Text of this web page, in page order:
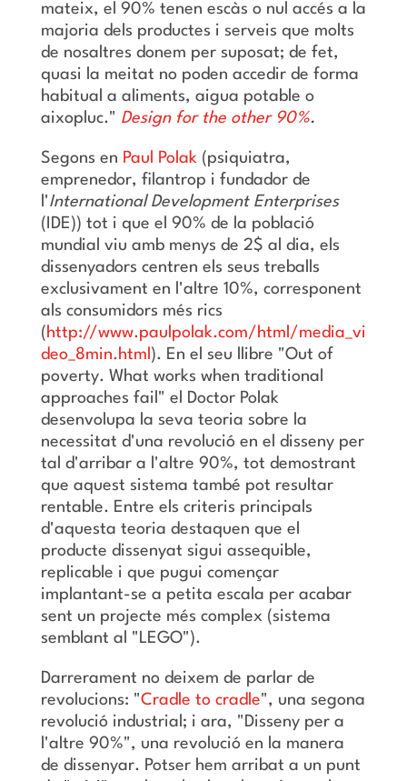
mateix, el 90% tenen escàs o nul accés a la
majoria dels productes i serveis que molts
de nosaltres donem per suposat; de fet,
quasi la meitat no poden accedir de forma
habitual a aliments, aigua potable o
aixopluc." Design for the other 90%.
Segons en Paul Polak (psiquiatra,
emprenedor, filantrop i fundador de
l'International Development Enterprises
(IDE)) tot i que el 90% de la població
mundial viu amb menys de 2$ al dia, els
dissenyadors centren els seus treballs
exclusivament en l'altre 10%, corresponent
als consumidors més rics
( http://www.paulpolak.com/html/media_vi
deo_8min.html ). En el seu llibre "Out of
poverty. What works when traditional
approaches fail" el Doctor Polak
desenvolupa la seva teoria sobre la
necessitat d'una revolució en el disseny per
tal d'arribar a l'altre 90%, tot demostrant
que aquest sistema també pot resultar
rentable. Entre els criteris principals
d'aquesta teoria destaquen que el
producte dissenyat sigui assequible,
replicable i que pugui començar
implantant-se a petita escala per acabar
sent un projecte més complex (sistema
semblant al "LEGO").
Darrerament no deixem de parlar de
revolucions: "Cradle to cradle", una segona
revolució industrial; i ara, "Disseny per a
l'altre 90%", una revolució en la manera
de dissenyar. Potser hem arribat a un punt